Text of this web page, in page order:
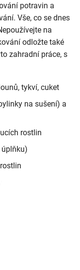
potravin a
Vše, co se dnes
na
odložte také
zahradní práce, s
tykví, cuket
na sušení) a
rostlin
úplňku)